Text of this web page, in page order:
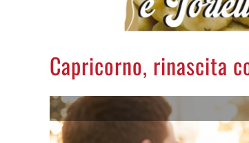
Capricorno, rinascita